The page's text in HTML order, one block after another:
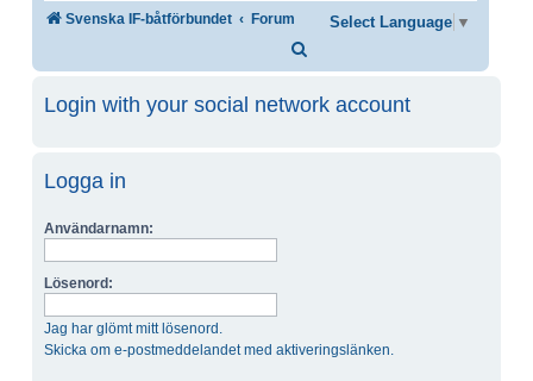
Svenska IF-båtförbundet Forum Select Language ▼
Login with your social network account
Logga in
Användarnamn:
Lösenord:
Jag har glömt mitt lösenord.
Skicka om e-postmeddelandet med aktiveringslänken.